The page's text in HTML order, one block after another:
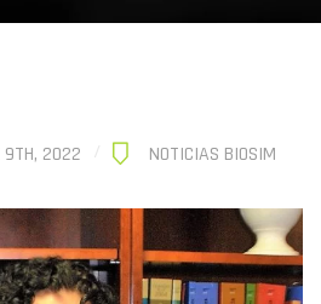
9TH, 2022 NOTICIAS BIOSIM